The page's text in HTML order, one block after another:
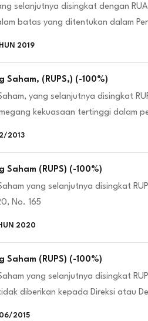
selanjutnya disingkat dengan
batas yang ditentukan dalam
2019
Saham, (RUPS,) ( -100%)
yang selanjutnya disingkat
kekuasaan tertinggi dalam
2013
Saham (RUPS) ( -100%)
yang selanjutnya disingkat
No. 165
2020
Saham (RUPS) ( -100%)
yang selanjutnya disingkat
diberikan kepada Direksi atau
2015